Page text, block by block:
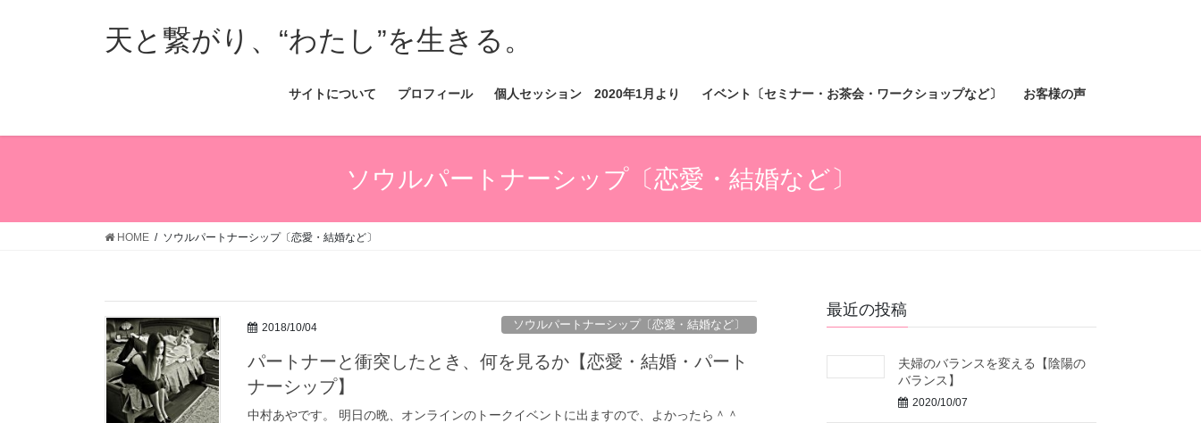
ス
ン
天と繋がり、“わたし”を生きる。
サイトについて プロフィール 個人セッション 2020年1月より イベント〔セミナー・お茶会・ワークショップなど〕 お客様の声
ソウルパートナーシップ〔恋愛・結婚など〕
HOME ソウルパートナーシップ〔恋愛・結婚など〕
2018/10/04 ソウルパートナーシップ〔恋愛・結婚など〕
パートナーと衝突したとき、何を見るか【恋愛・結婚・パート
ナーシップ】
中村あやです。 明日の晩、オンラインのトークイベントに出ますので、よかったら＾＾
最近の投稿
夫婦のバランスを変える【陰陽の
バランス】
2020/10/07